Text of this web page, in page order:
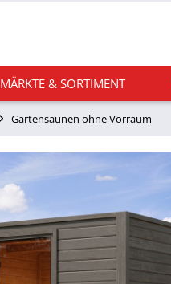
MÄRKTE & SORTIMENT
Gartensaunen ohne Vorraum